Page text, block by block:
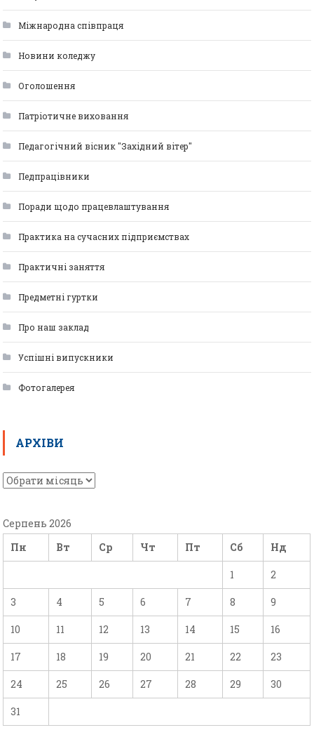
Міжнародна співпраця
Новини коледжу
Оголошення
Патріотичне виховання
Педагогічний вісник "Західний вітер"
Педпрацівники
Поради щодо працевлаштування
Практика на сучасних підприємствах
Практичні заняття
Предметні гуртки
Про наш заклад
Успішні випускники
Фотогалерея
АРХІВИ
Серпень 2026
Пн
Вт Ср Чт Пт Сб Нд
1 2
3 4 5 6 7 8 9
10 11 12 13 14 15 16
17 18 19 20 21 22 23
24 25 26 27 28 29 30
31